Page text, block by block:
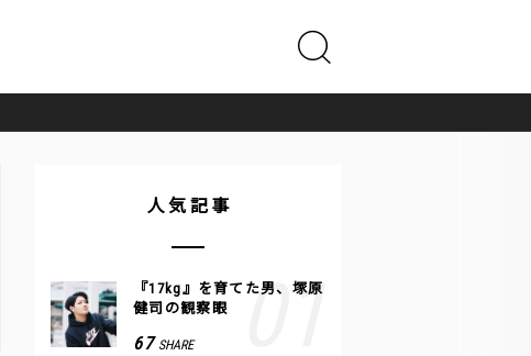
人気記事
『17kg』を育てた男、塚原
健司の観察眼
67 SHARE